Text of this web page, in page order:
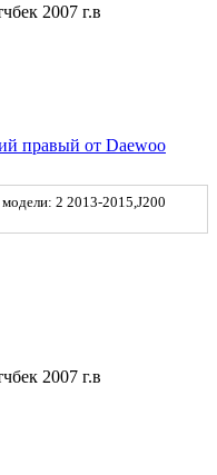
2007 г.в
правый от Daewoo
2 2013-2015,J200
2007 г.в